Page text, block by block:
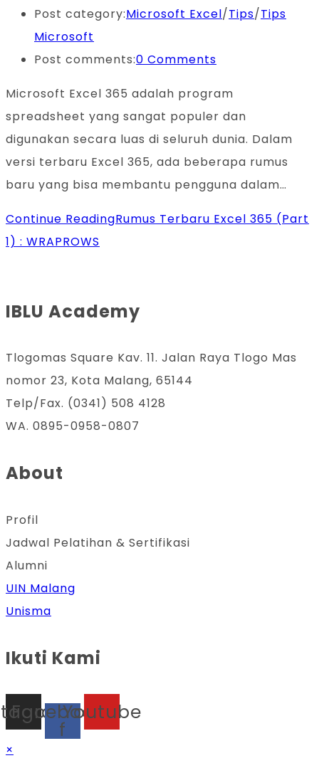
Post category:Microsoft Excel/Tips/Tips
Microsoft
Post comments:0 Comments
Microsoft Excel 365 adalah program
spreadsheet yang sangat populer dan
digunakan secara luas di seluruh dunia. Dalam
versi terbaru Excel 365, ada beberapa rumus
baru yang bisa membantu pengguna dalam…
Continue ReadingRumus Terbaru Excel 365 (Part
1) : WRAPROWS
IBLU Academy
Tlogomas Square Kav. 11. Jalan Raya Tlogo Mas
nomor 23, Kota Malang, 65144
Telp/Fax. (0341) 508 4128
WA. 0895-0958-0807
About
Profil
Jadwal Pelatihan & Sertifikasi
Alumni
UIN Malang
Unisma
Ikuti Kami
Facebook-
f
Youtube
×